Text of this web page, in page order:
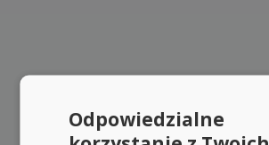
Odpowiedzialne